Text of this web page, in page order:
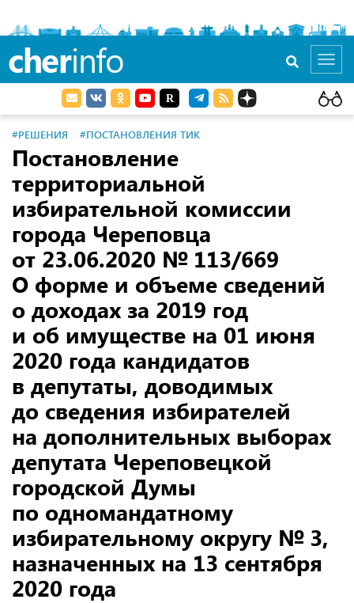
cherinfo
#РЕШЕНИЯ #ПОСТАНОВЛЕНИЯ ТИК
Постановление
территориальной
избирательной комиссии
города Череповца
от 23.06.2020 № 113/669
О форме и объеме сведений
о доходах за 2019 год
и об имуществе на 01 июня
2020 года кандидатов
в депутаты, доводимых
до сведения избирателей
на дополнительных выборах
депутата Череповецкой
городской Думы
по одномандатному
избирательному округу № 3,
назначенных на 13 сентября
2020 года